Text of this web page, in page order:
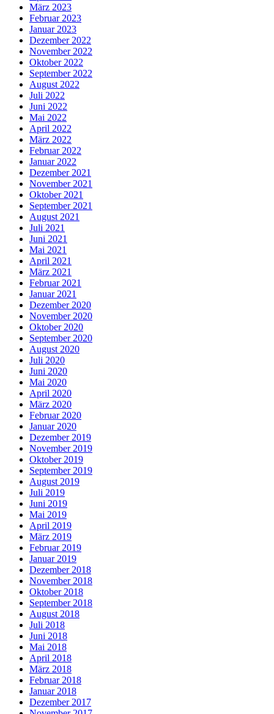
März 2023
Februar 2023
Januar 2023
Dezember 2022
November 2022
Oktober 2022
September 2022
August 2022
Juli 2022
Juni 2022
Mai 2022
April 2022
März 2022
Februar 2022
Januar 2022
Dezember 2021
November 2021
Oktober 2021
September 2021
August 2021
Juli 2021
Juni 2021
Mai 2021
April 2021
März 2021
Februar 2021
Januar 2021
Dezember 2020
November 2020
Oktober 2020
September 2020
August 2020
Juli 2020
Juni 2020
Mai 2020
April 2020
März 2020
Februar 2020
Januar 2020
Dezember 2019
November 2019
Oktober 2019
September 2019
August 2019
Juli 2019
Juni 2019
Mai 2019
April 2019
März 2019
Februar 2019
Januar 2019
Dezember 2018
November 2018
Oktober 2018
September 2018
August 2018
Juli 2018
Juni 2018
Mai 2018
April 2018
März 2018
Februar 2018
Januar 2018
Dezember 2017